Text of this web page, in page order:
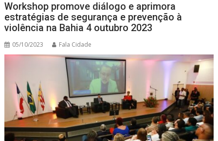
Workshop promove diálogo e aprimora
estratégias de segurança e prevenção à
violência na Bahia 4 outubro 2023
05/10/2023 Fala Cidade